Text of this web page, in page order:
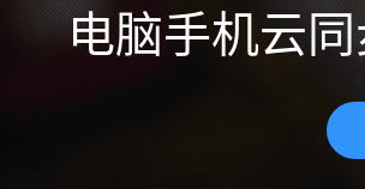
电脑手机云